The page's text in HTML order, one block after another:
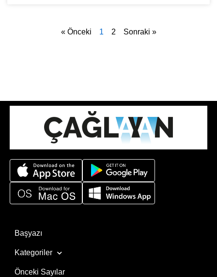
« Önceki 1 2 Sonraki »
Başyazı
Kategoriler
Önceki Sayılar